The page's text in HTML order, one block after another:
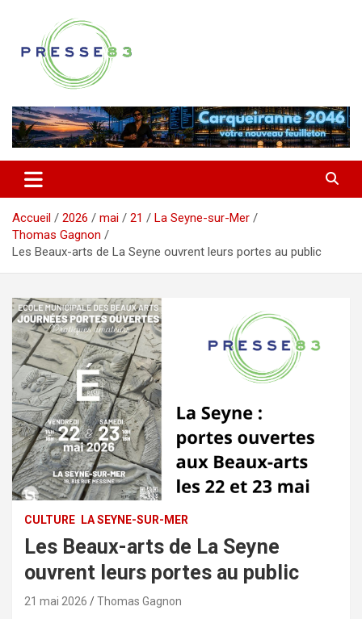
contenu
Presse 83
Accueil 2026 mai 21
La Seyne-sur-Mer
Thomas Gagnon
Les Beaux-arts de La Seyne ouvrent leurs portes au public
CULTURE LA SEYNE-SUR-MER
Les Beaux-arts de La Seyne
ouvrent leurs portes au public
21 mai 2026 Thomas Gagnon